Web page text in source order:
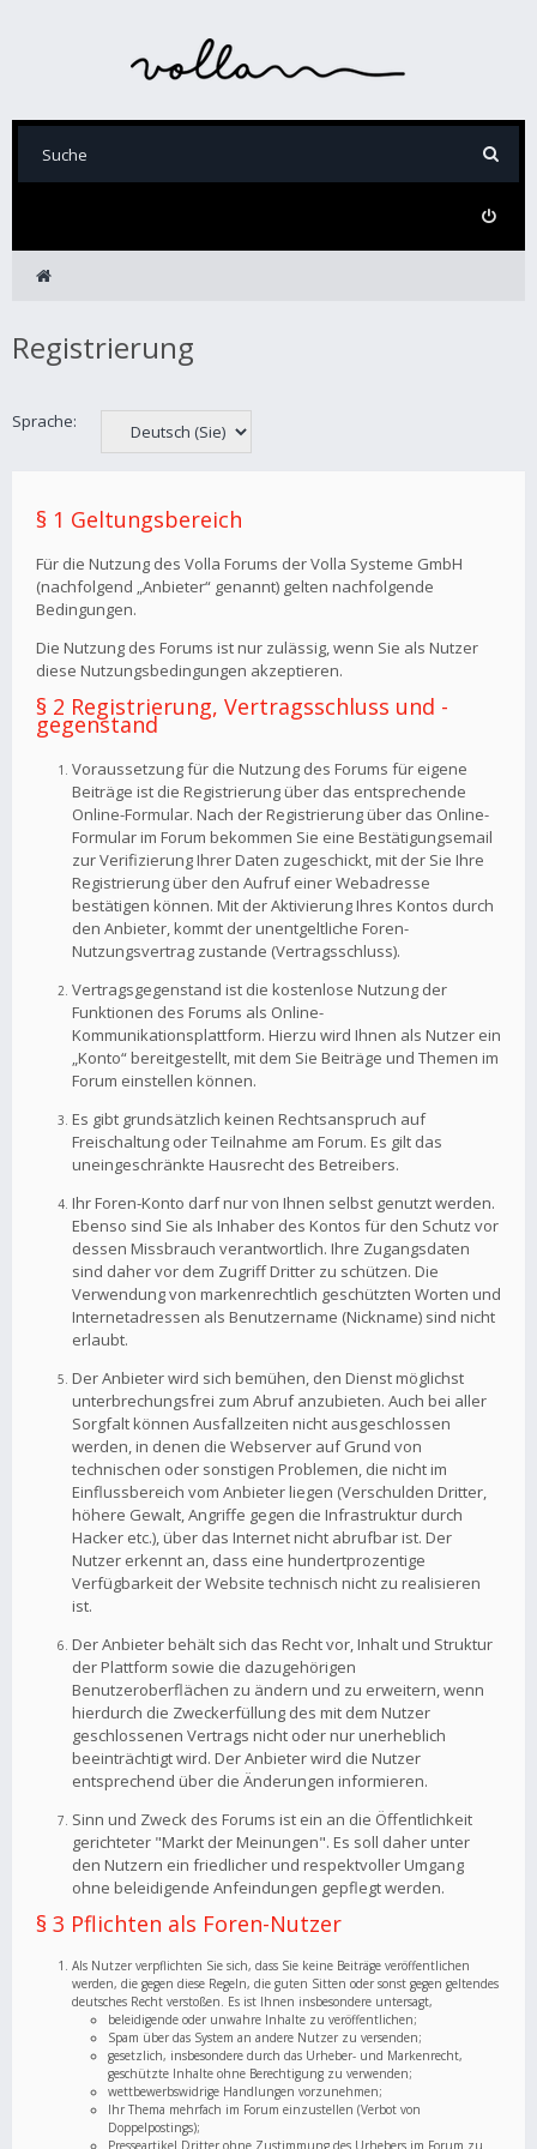
Registrierung
Sprache:
§ 1 Geltungsbereich
Für die Nutzung des Volla Forums der Volla Systeme GmbH
(nachfolgend „Anbieter“ genannt) gelten nachfolgende
Bedingungen.
Die Nutzung des Forums ist nur zulässig, wenn Sie als Nutzer
diese Nutzungsbedingungen akzeptieren.
§ 2 Registrierung, Vertragsschluss und -
gegenstand
Voraussetzung für die Nutzung des Forums für eigene
Beiträge ist die Registrierung über das entsprechende
Online-Formular. Nach der Registrierung über das Online-
Formular im Forum bekommen Sie eine Bestätigungsemail
zur Verifizierung Ihrer Daten zugeschickt, mit der Sie Ihre
Registrierung über den Aufruf einer Webadresse
bestätigen können. Mit der Aktivierung Ihres Kontos durch
den Anbieter, kommt der unentgeltliche Foren-
Nutzungsvertrag zustande (Vertragsschluss).
Vertragsgegenstand ist die kostenlose Nutzung der
Funktionen des Forums als Online-
Kommunikationsplattform. Hierzu wird Ihnen als Nutzer ein
„Konto“ bereitgestellt, mit dem Sie Beiträge und Themen im
Forum einstellen können.
Es gibt grundsätzlich keinen Rechtsanspruch auf
Freischaltung oder Teilnahme am Forum. Es gilt das
uneingeschränkte Hausrecht des Betreibers.
Ihr Foren-Konto darf nur von Ihnen selbst genutzt werden.
Ebenso sind Sie als Inhaber des Kontos für den Schutz vor
dessen Missbrauch verantwortlich. Ihre Zugangsdaten
sind daher vor dem Zugriff Dritter zu schützen. Die
Verwendung von markenrechtlich geschützten Worten und
Internetadressen als Benutzername (Nickname) sind nicht
erlaubt.
Der Anbieter wird sich bemühen, den Dienst möglichst
unterbrechungsfrei zum Abruf anzubieten. Auch bei aller
Sorgfalt können Ausfallzeiten nicht ausgeschlossen
werden, in denen die Webserver auf Grund von
technischen oder sonstigen Problemen, die nicht im
Einflussbereich vom Anbieter liegen (Verschulden Dritter,
höhere Gewalt, Angriffe gegen die Infrastruktur durch
Hacker etc.), über das Internet nicht abrufbar ist. Der
Nutzer erkennt an, dass eine hundertprozentige
Verfügbarkeit der Website technisch nicht zu realisieren
ist.
Der Anbieter behält sich das Recht vor, Inhalt und Struktur
der Plattform sowie die dazugehörigen
Benutzeroberflächen zu ändern und zu erweitern, wenn
hierdurch die Zweckerfüllung des mit dem Nutzer
geschlossenen Vertrags nicht oder nur unerheblich
beeinträchtigt wird. Der Anbieter wird die Nutzer
entsprechend über die Änderungen informieren.
Sinn und Zweck des Forums ist ein an die Öffentlichkeit
gerichteter "Markt der Meinungen". Es soll daher unter
den Nutzern ein friedlicher und respektvoller Umgang
ohne beleidigende Anfeindungen gepflegt werden.
§ 3 Pflichten als Foren-Nutzer
Als Nutzer verpflichten Sie sich, dass Sie keine Beiträge veröffentlichen
werden, die gegen diese Regeln, die guten Sitten oder sonst gegen geltendes
deutsches Recht verstoßen. Es ist Ihnen insbesondere untersagt,
beleidigende oder unwahre Inhalte zu veröffentlichen;
Spam über das System an andere Nutzer zu versenden;
gesetzlich, insbesondere durch das Urheber- und Markenrecht,
geschützte Inhalte ohne Berechtigung zu verwenden;
wettbewerbswidrige Handlungen vorzunehmen;
Ihr Thema mehrfach im Forum einzustellen (Verbot von
Doppelpostings);
Presseartikel Dritter ohne Zustimmung des Urhebers im Forum zu